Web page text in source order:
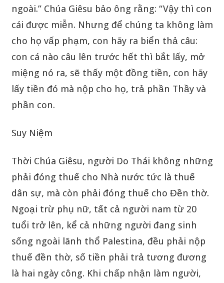
ngoài.” Chúa Giêsu bảo ông rằng: “Vậy thì con
cái được miễn. Nhưng để chúng ta không làm
cho họ vấp phạm, con hãy ra biển thả câu:
con cá nào câu lên trước hết thì bắt lấy, mở
miệng nó ra, sẽ thấy một đồng tiền, con hãy
lấy tiền đó mà nộp cho họ, trả phần Thầy và
phần con.
Suy Niệm
Thời Chúa Giêsu, người Do Thái không những
phải đóng thuế cho Nhà nước tức là thuế
dân sự, mà còn phải đóng thuế cho Đền thờ.
Ngoại trừ phụ nữ, tất cả người nam từ 20
tuổi trở lên, kể cả những người đang sinh
sống ngoài lãnh thổ Palestina, đều phải nộp
thuế đền thờ, số tiền phải trả tương đương
là hai ngày công. Khi chấp nhận làm người,